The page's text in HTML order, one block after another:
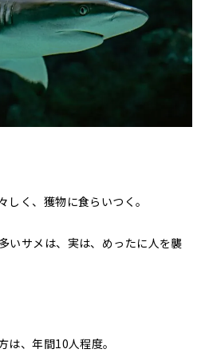
しく、獲物に食らいつく。
いサメは、実は、めったに人を襲
は、年間10人程度。